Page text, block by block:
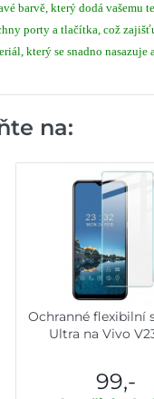
barvě, který dodá vašemu
porty a tlačítka, což
který se snadno nasazuje
na:
Ochranné flexibilní
Ultra na Vivo
99,-